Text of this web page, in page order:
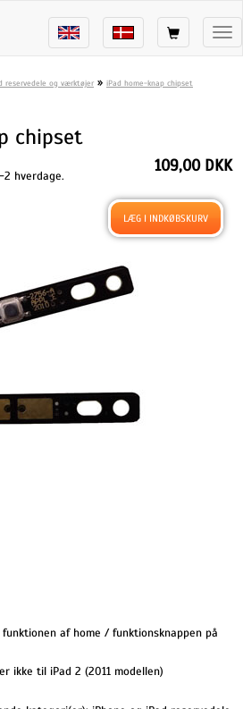
reservedele og værktøjer » iPad home-knap chipset
chipset
hverdage.
109,00 DKK
af home / funktionsknappen på
ikke til iPad 2 (2011 modellen)